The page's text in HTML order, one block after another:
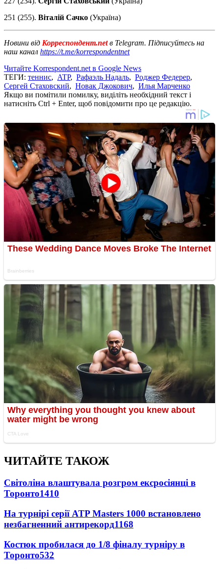
251 (255). Віталій Сачко (Україна)
Новини від Корреспондент.netв Telegram. Підписуйтесь на
наш канал https://t.me/korrespondentnet
Читайте Korrespondent.net в Google News
ТЕГИ: теннис, ATP, Рафаэль Надаль, Роджер Федерер,
Сергей Стаховский, Новак Джокович, Илья Марченко
Якщо ви помітили помилку, виділіть необхідний текст і
натисніть Ctrl + Enter, щоб повідомити про це редакцію.
ЧИТАЙТЕ ТАКОЖ
Світоліна влаштувала розгром ексросіянці в
Торонто1410
На турнірі серії ATP Masters 1000 встановлено
незбагненний антирекорд1168
Костюк пробилася до 1/8 фіналу турніру в
Торонто532